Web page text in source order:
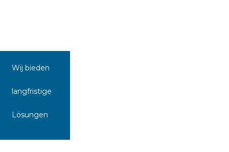
Wij bieden
langfristige
Lösungen